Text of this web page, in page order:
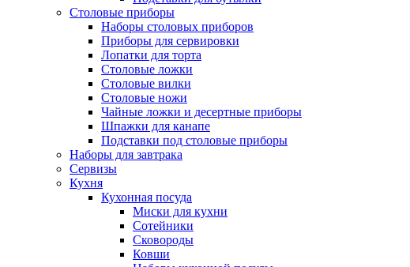
Столовые приборы
Наборы столовых приборов
Приборы для сервировки
Лопатки для торта
Столовые ложки
Столовые вилки
Столовые ножи
Чайные ложки и десертные приборы
Шпажки для канапе
Подставки под столовые приборы
Наборы для завтрака
Сервизы
Кухня
Кухонная посуда
Миски для кухни
Сотейники
Сковороды
Ковши